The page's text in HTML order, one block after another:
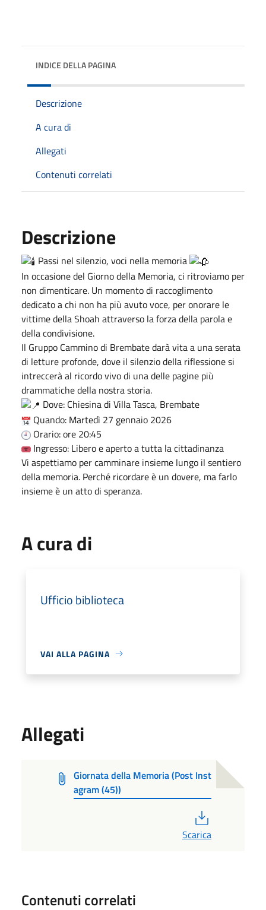
INDICE DELLA PAGINA
Descrizione
A cura di
Allegati
Contenuti correlati
Descrizione
Passi nel silenzio, voci nella memoria
In occasione del Giorno della Memoria, ci ritroviamo per
non dimenticare. Un momento di raccoglimento
dedicato a chi non ha più avuto voce, per onorare le
vittime della Shoah attraverso la forza della parola e
della condivisione.
Il Gruppo Cammino di Brembate darà vita a una serata
di letture profonde, dove il silenzio della riflessione si
intreccerà al ricordo vivo di una delle pagine più
drammatiche della nostra storia.
Dove: Chiesina di Villa Tasca, Brembate
Quando: Martedì 27 gennaio 2026
Orario: ore 20:45
Ingresso: Libero e aperto a tutta la cittadinanza
Vi aspettiamo per camminare insieme lungo il sentiero
della memoria. Perché ricordare è un dovere, ma farlo
insieme è un atto di speranza.
A cura di
Ufficio biblioteca
VAI ALLA PAGINA
Allegati
Giornata della Memoria (Post Inst
agram (45))
Scarica
Contenuti correlati